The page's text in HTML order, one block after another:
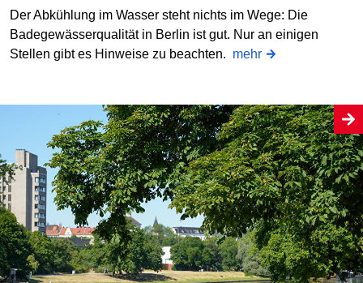
Der Abkühlung im Wasser steht nichts im Wege: Die
Badegewässerqualität in Berlin ist gut. Nur an einigen
Stellen gibt es Hinweise zu beachten. mehr